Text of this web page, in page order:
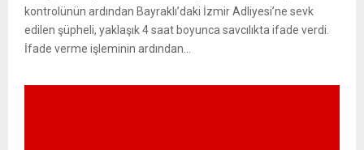
kontrolünün ardından Bayraklı’daki İzmir Adliyesi’ne sevk
edilen şüpheli, yaklaşık 4 saat boyunca savcılıkta ifade verdi.
İfade verme işleminin ardından...